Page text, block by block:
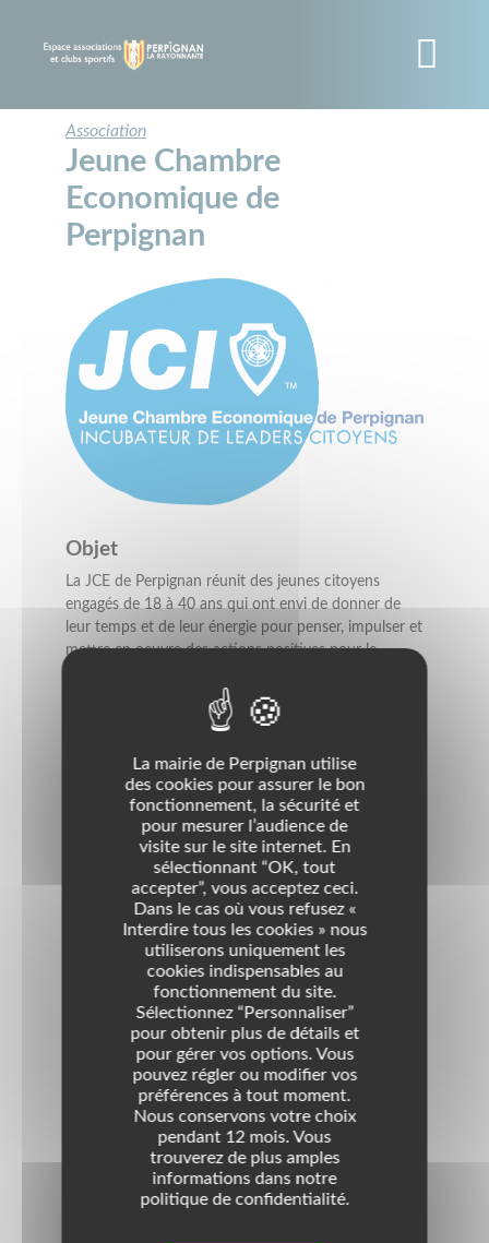
Association
Jeune Chambre
Economique de
Perpignan
Objet
La JCE de Perpignan réunit des jeunes citoyens
engagés de 18 à 40 ans qui ont envi de donner de
leur temps et de leur énergie pour penser, impulser et
mettre en oeuvre des actions positives pour le
La JCE porte des projets en rapport avec l'économie,
le social, la culture, l'emploi et l'environnement dans
La JCE propose aussi à ses membres des formations
de qualité pour développer leurs compétences et les
encourager à la prise de responsabilité.
Nom d'usage
Jeune Chambre Economique de Perpignan
Domaines
Action Economique Culture
Emploi Jeunes
Enseignement - Formation
Environnement
Interventions Sociales
Handicapés
Tourisme Fetes
Téléphone 06 59 41 17 74
perpignan@jcef.asso.fr
Site internet http://jce-perpignan.com/
La mairie de Perpignan utilise
des cookies pour assurer le bon
fonctionnement, la sécurité et
pour mesurer l’audience de
visite sur le site internet. En
sélectionnant “OK, tout
accepter”, vous acceptez ceci.
Dans le cas où vous refusez «
Interdire tous les cookies » nous
utiliserons uniquement les
cookies indispensables au
fonctionnement du site.
Sélectionnez “Personnaliser”
pour obtenir plus de détails et
pour gérer vos options. Vous
pouvez régler ou modifier vos
préférences à tout moment.
Nous conservons votre choix
pendant 12 mois. Vous
trouverez de plus amples
informations dans notre
politique de confidentialité.